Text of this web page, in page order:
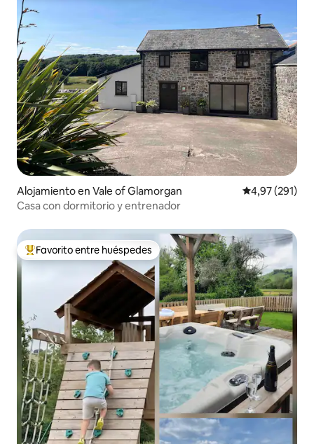
Alojamiento en Vale of Glamorgan Calificación
4,97 (291)
Casa con dormitorio y entrenador
Favorito entre los huéspedes más destacados
Favorito entre huéspedes